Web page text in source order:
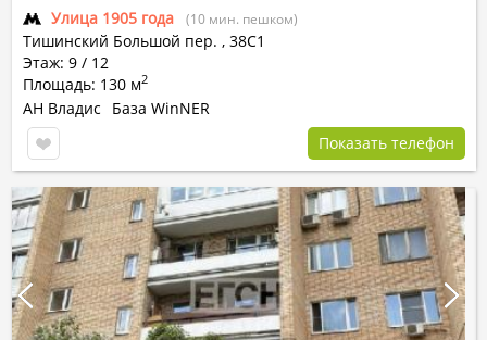
Улица 1905 года (10 мин. пешком)
Тишинский Большой пер. , 38С1
Этаж: 9 / 12
Площадь: 130 м2
АН Владис
База WinNER
Показать телефон